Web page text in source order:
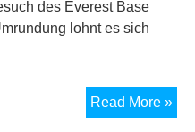
des Everest Base
lohnt es sich
Read More »